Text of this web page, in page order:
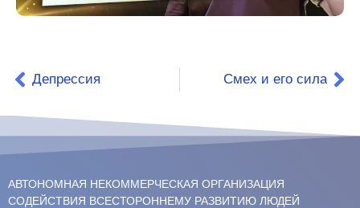
Депрессия Смех и его сила
АВТОНОМНАЯ НЕКОММЕРЧЕСКАЯ ОРГАНИЗАЦИЯ
СОДЕЙСТВИЯ ВСЕСТОРОННЕМУ РАЗВИТИЮ ЛЮДЕЙ